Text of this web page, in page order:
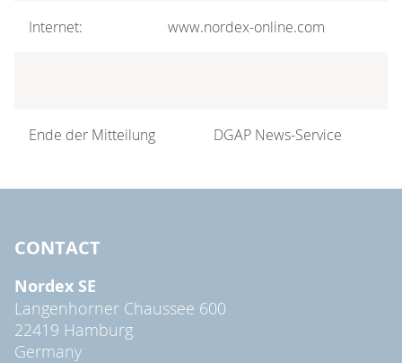
Internet: www.nordex-online.com
Ende der Mitteilung DGAP News-Service
CONTACT
Nordex SE
Langenhorner Chaussee 600
22419 Hamburg
Germany